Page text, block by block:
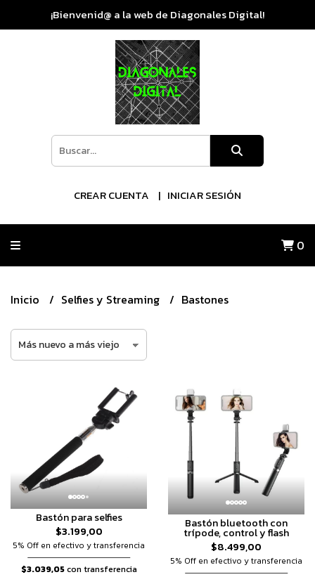
¡Bienvenid@ a la web de Diagonales Digital!
CREAR CUENTA INICIAR SESIÓN
0
Inicio Selfies y Streaming Bastones
Bastón para selfies
$3.199,00
5% Off en efectivo y transferencia
$3.039,05con transferencia
Bastón bluetooth con
trípode, control y flash
$8.499,00
5% Off en efectivo y transferencia